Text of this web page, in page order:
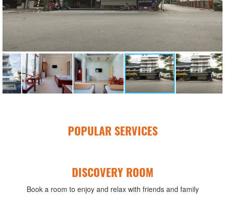
POPULAR SERVICES
DISCOVERY ROOM
Book a room to enjoy and relax with friends and family